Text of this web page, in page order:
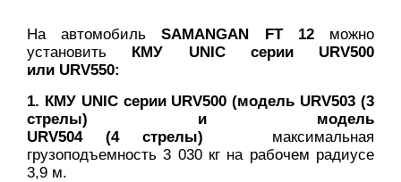
На автомобильSAMANGAN FT 12 можно
установить КМУ UNIC серии URV500
или URV550:
1. КМУ UNIC серии URV500 (модель URV503 (3
стрелы) и модель
URV504 (4 стрелы)
максимальная
грузоподъемность 3 030 кг на рабочем радиусе
3,9 м.